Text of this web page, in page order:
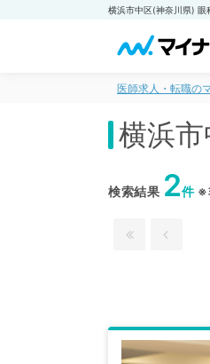
医師求人・転職の
横浜
検索結果 2件※